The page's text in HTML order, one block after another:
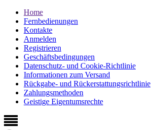
Home
Fernbedienungen
Kontakte
Anmelden
Registrieren
Geschäftsbedingungen
Datenschutz- und Cookie-Richtlinie
Informationen zum Versand
Rückgabe- und Rückerstattungsrichtlinie
Zahlungsmethoden
Geistige Eigentumsrechte